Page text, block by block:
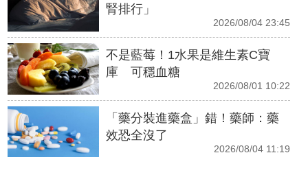
腎排行」
2026/08/04 23:45
不是藍莓！1水果是維生素C寶
庫 可穩血糖
2026/08/01 10:22
「藥分裝進藥盒」錯！藥師：藥
效恐全沒了
2026/08/04 11:19